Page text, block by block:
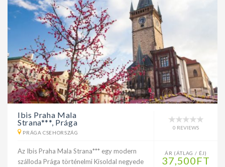
Ibis Praha Mala
Strana***, Prága
PRÁGA CSEHORSZÁG
0 REVIEWS
Az Ibis Praha Mala Strana*** egy modern
szálloda Prága történelmi Kisoldal negyede
ÁR (ÁTLAG / ÉJ)
37,500FT